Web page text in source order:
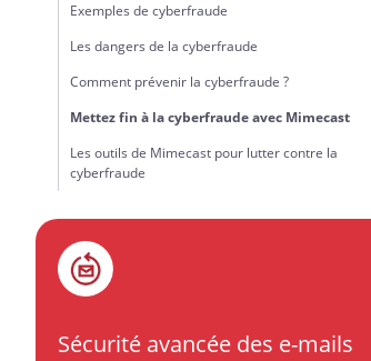
Exemples de cyberfraude
Les dangers de la cyberfraude
Comment prévenir la cyberfraude ?
Mettez fin à la cyberfraude avec Mimecast
Les outils de Mimecast pour lutter contre la
cyberfraude
Sécurité avancée des e-mails